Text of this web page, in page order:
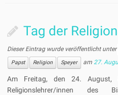
Tag der
Dieser Eintrag wurde veröffentlicht unter
Papst Religion Speyer am27.
Am Freitag, den 24.
Religionslehrer/innen